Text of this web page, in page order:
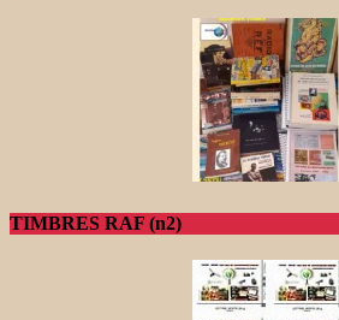
TIMBRES RAF (n2)